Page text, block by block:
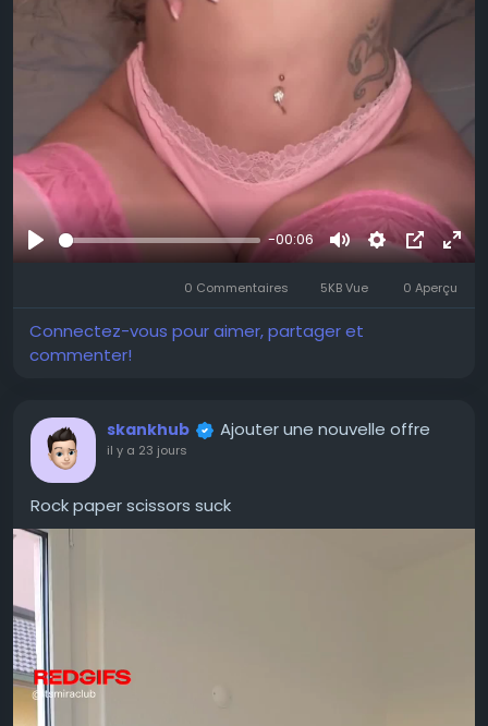
Se
-00:06
MuetSettings
Image
dans
Plein
0 Commentaires 5KB Vue 0 Aperçu
Connectez-vous pour aimer, partager et
commenter!
skankhub Ajouter une nouvelle offre
il y a 23 jours
Rock paper scissors suck